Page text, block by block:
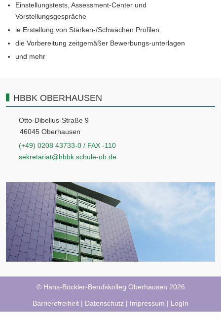
Einstellungstests, Assessment-Center und
Vorstellungsgespräche
ie Erstellung von Stärken-/Schwächen Profilen
die Vorbereitung zeitgemäßer Bewerbungs-unterlagen
und mehr
HBBK OBERHAUSEN
Otto-Dibelius-Straße 9
46045 Oberhausen
(+49) 0208 43733-0 / FAX -110
sekretariat@hbbk.schule-ob.de
© Hans-Böckler-Berufskolleg Oberhausen 2026
Barrierefreiheit | Datenschutz | Impressum | LogIn